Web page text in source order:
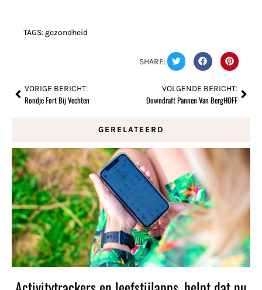
TAGS: gezondheid
SHARE:
VORIGE BERICHT:
Rondje Fort Bij Vechten
VOLGENDE BERICHT:
Downdraft Pannen Van BergHOFF
GERELATEERD